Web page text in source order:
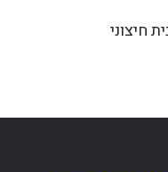
חיצוני